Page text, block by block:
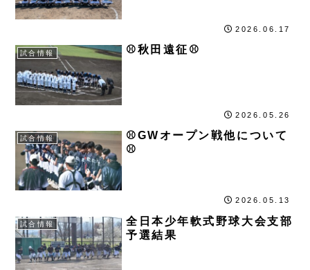
2026.06.17
試合情報 ⚾秋田遠征⚾
2026.05.26
試合情報
⚾GWオープン戦他について
⚾
2026.05.13
試合情報
全日本少年軟式野球大会支部
予選結果